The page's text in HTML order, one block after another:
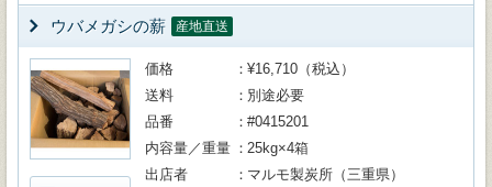
ウバメガシの薪 産地直送
価格
¥16,710（税込）
送料
別途必要
品番
#0415201
内容量／重量
25kg×4箱
出店者
マルモ製炭所（三重県）